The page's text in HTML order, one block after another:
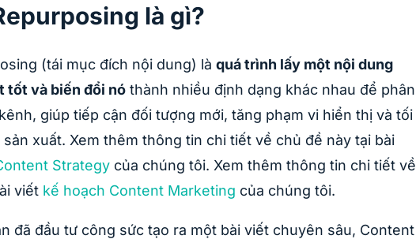
là gì?
(tái mục đích nội dung) là quá trình lấy một nội dung
tốt và biến đổi nó thành nhiều định dạng khác nhau để phân
giúp tiếp cận đối tượng mới, tăng phạm vi hiển thị và tối
xuất. Xem thêm thông tin chi tiết về chủ đề này tại bài
Strategy của chúng tôi. Xem thêm thông tin chi tiết về
viết kế hoạch Content Marketing của chúng tôi.
đã đầu tư công sức tạo ra một bài viết chuyên sâu, Content